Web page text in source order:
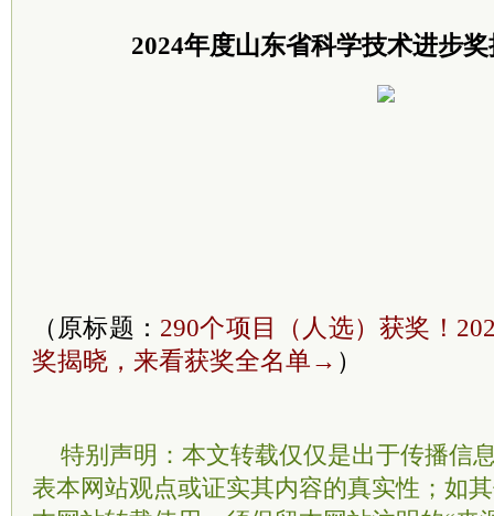
2024年度山东省科学技术进步
（原标题： 290个项目（人选）获奖！
奖揭晓，来看获奖全名单→ ）
特别声明：本文转载仅仅是出于传播信
表本网站观点或证实其内容的真实性；如